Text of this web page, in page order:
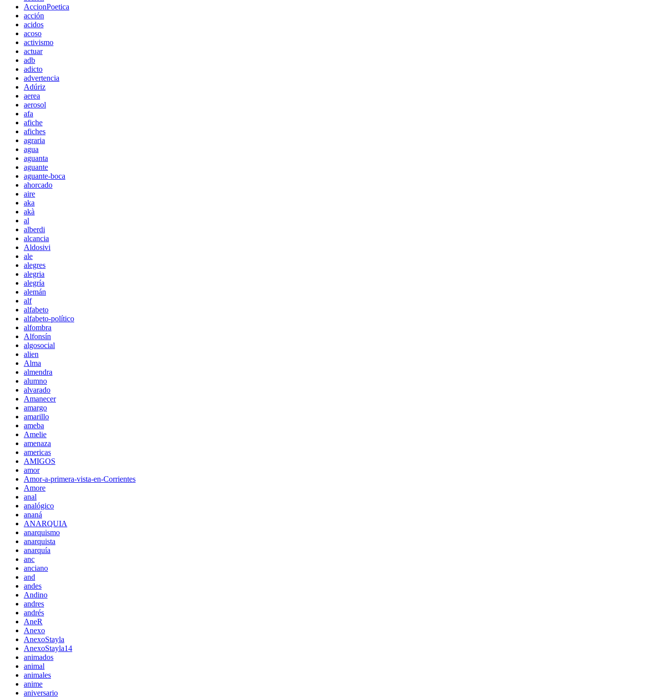
AccionPoetica
acción
acidos
acoso
activismo
actuar
adb
adicto
advertencia
Adúriz
aerea
aerosol
afa
afiche
afiches
agraria
agua
aguanta
aguante
aguante-boca
ahorcado
aire
aka
akà
al
alberdi
alcancia
Aldosivi
ale
alegres
alegria
alegría
alemán
alf
alfabeto
alfabeto-político
alfombra
Alfonsín
algosocial
alien
Alma
almendra
alumno
alvarado
Amanecer
amargo
amarillo
ameba
Amelie
amenaza
americas
AMIGOS
amor
Amor-a-primera-vista-en-Corrientes
Amore
anal
analógico
ananá
ANARQUIA
anarquismo
anarquista
anarquía
anc
anciano
and
andes
Andino
andres
andrés
AneR
Anexo
AnexoStayla
AnexoStayla14
animados
animal
animales
anime
aniversario